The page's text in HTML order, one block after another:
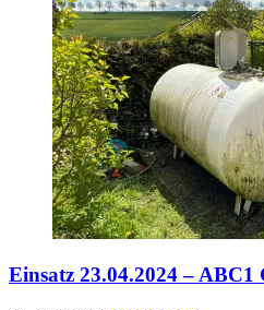
Einsatz 23.04.2024 – ABC1